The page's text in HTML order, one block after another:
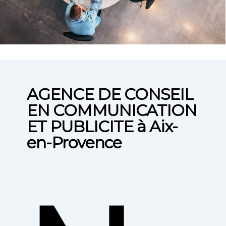
AGENCE DE CONSEIL
EN COMMUNICATION
ET PUBLICITE à Aix-
en-Provence